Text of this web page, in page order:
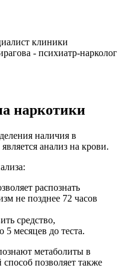
клиники
- психиатр-нарколог
наркотики
наличия в
анализ на крови.
распознать
не позднее 72 часов
средство,
5 месяцев до теста.
метаболиты в
позволяет также